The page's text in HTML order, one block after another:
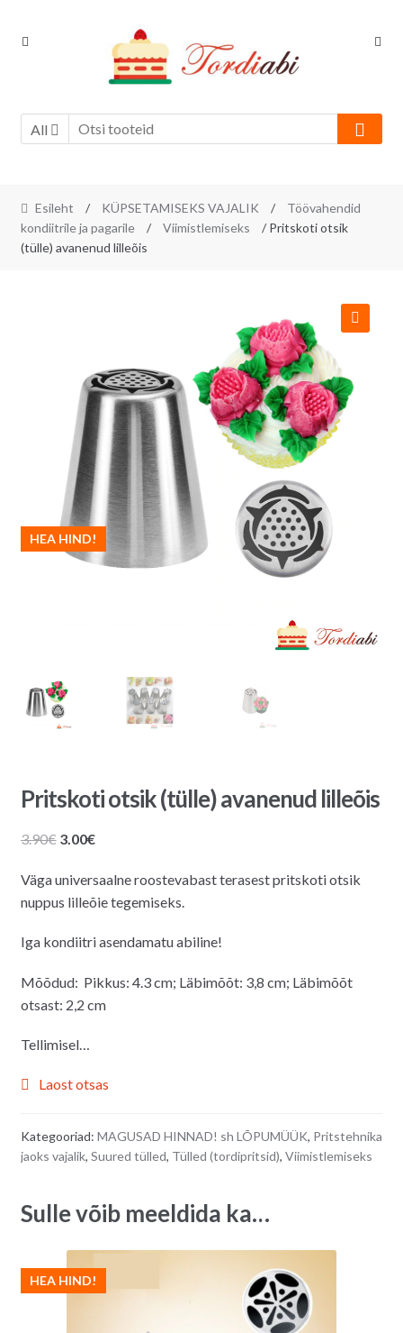
Skip
Skip
All
Esileht / KÜPSETAMISEKS VAJALIK /
Töövahendid
kondiitrile ja pagarile
/ Viimistlemiseks
/ Pritskoti otsik
(tülle) avanenud lilleõis
HEA HIND!
Pritskoti otsik (tülle) avanenud lilleõis
3.90€ Algne
oli:
3.90€.
3.00€Praegune
on:
3.00€.
Väga universaalne roostevabast terasest pritskoti otsik
nuppus lilleõie tegemiseks.
Iga kondiitri asendamatu abiline!
Mõõdud: Pikkus: 4.3 cm; Läbimõõt: 3,8 cm; Läbimõõt
otsast: 2,2 cm
Tellimisel…
Laost otsas
Kategooriad: MAGUSAD HINNAD! sh LÕPUMÜÜK, Pritstehnika
jaoks vajalik, Suured tülled, Tülled (tordipritsid), Viimistlemiseks
Sulle võib meeldida ka…
HEA HIND!